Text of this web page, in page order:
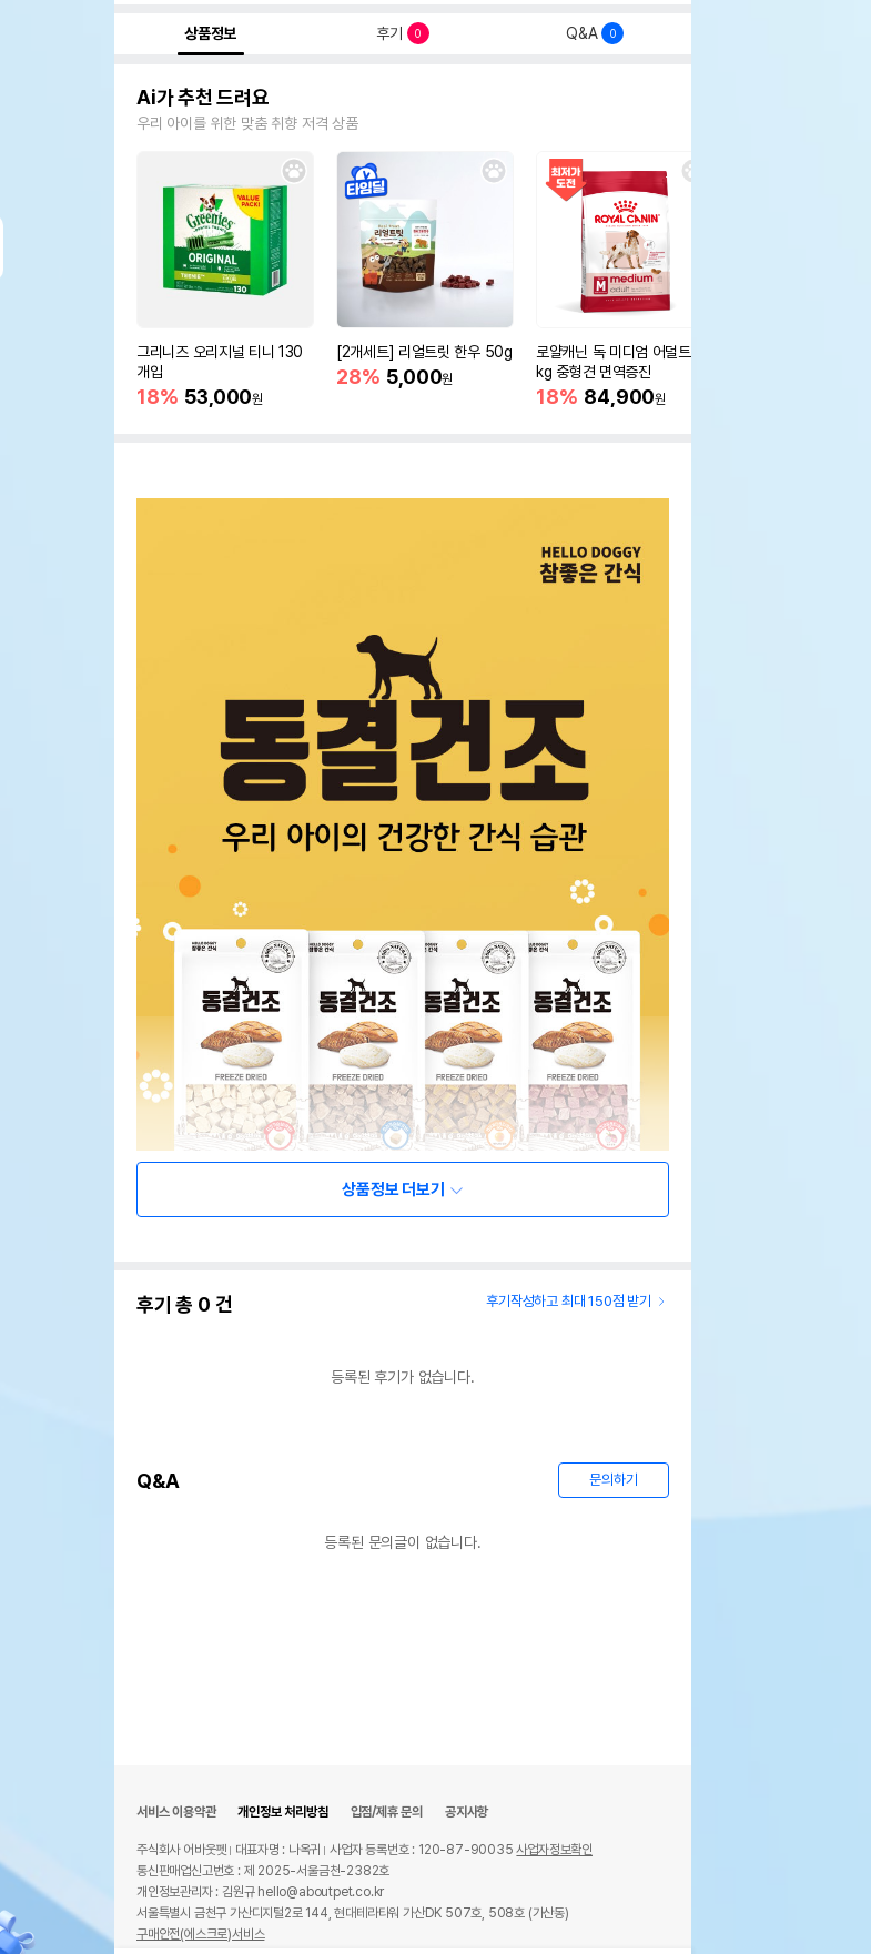
상품정보 후기 0 Q&A 0
Ai가 추천 드려요
우리 아이를 위한 맞춤 취향 저격 상품
그리니즈 오리지널 티니 130
개입
18% 53,000원
[2개세트] 리얼트릿 한우 50g
28% 5,000원
로얄캐닌 독 미디엄 어덜트 10
kg 중형견 면역증진
18% 84,900원
상품정보 더보기
후기 총 0 건 후기작성하고 최대 150점 받기
등록된 후기가 없습니다.
Q&A 문의하기
등록된 문의글이 없습니다.
서비스 이용약관 개인정보 처리방침 입점/제휴 문의 공지사항
주식회사 어바웃펫 대표자명 : 나옥귀 사업자 등록번호 : 120-87-90035사업자정보확인
통신판매업신고번호 : 제 2025-서울금천-2382호
개인정보관리자 : 김원규 hello@aboutpet.co.kr
서울특별시 금천구 가산디지털2로 144, 현대테라타워 가산DK 507호, 508호 (가산동)
구매안전(에스크로)서비스